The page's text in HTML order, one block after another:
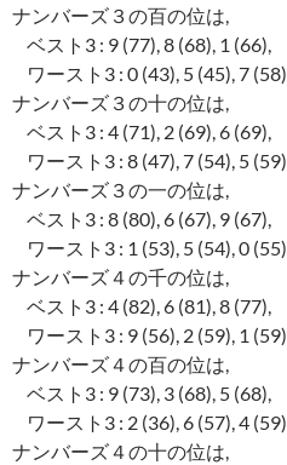
ナンバーズ３の百の位は,
ベスト3 : 9 (77), 8 (68), 1 (66),
ワースト3 : 0 (43), 5 (45), 7 (58)
ナンバーズ３の十の位は,
ベスト3 : 4 (71), 2 (69), 6 (69),
ワースト3 : 8 (47), 7 (54), 5 (59)
ナンバーズ３の一の位は,
ベスト3 : 8 (80), 6 (67), 9 (67),
ワースト3 : 1 (53), 5 (54), 0 (55)
ナンバーズ４の千の位は,
ベスト3 : 4 (82), 6 (81), 8 (77),
ワースト3 : 9 (56), 2 (59), 1 (59)
ナンバーズ４の百の位は,
ベスト3 : 9 (73), 3 (68), 5 (68),
ワースト3 : 2 (36), 6 (57), 4 (59)
ナンバーズ４の十の位は,